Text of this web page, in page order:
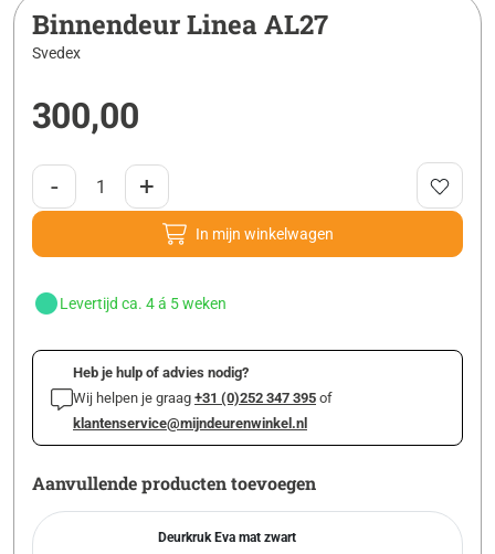
Binnendeur Linea AL27
Svedex
300,00
- +
In mijn winkelwagen
Levertijd ca. 4 á 5 weken
Heb je hulp of advies nodig?
Wij helpen je graag +31 (0)252 347 395 of
klantenservice@mijndeurenwinkel.nl
Aanvullende producten toevoegen
Deurkruk Eva mat zwart